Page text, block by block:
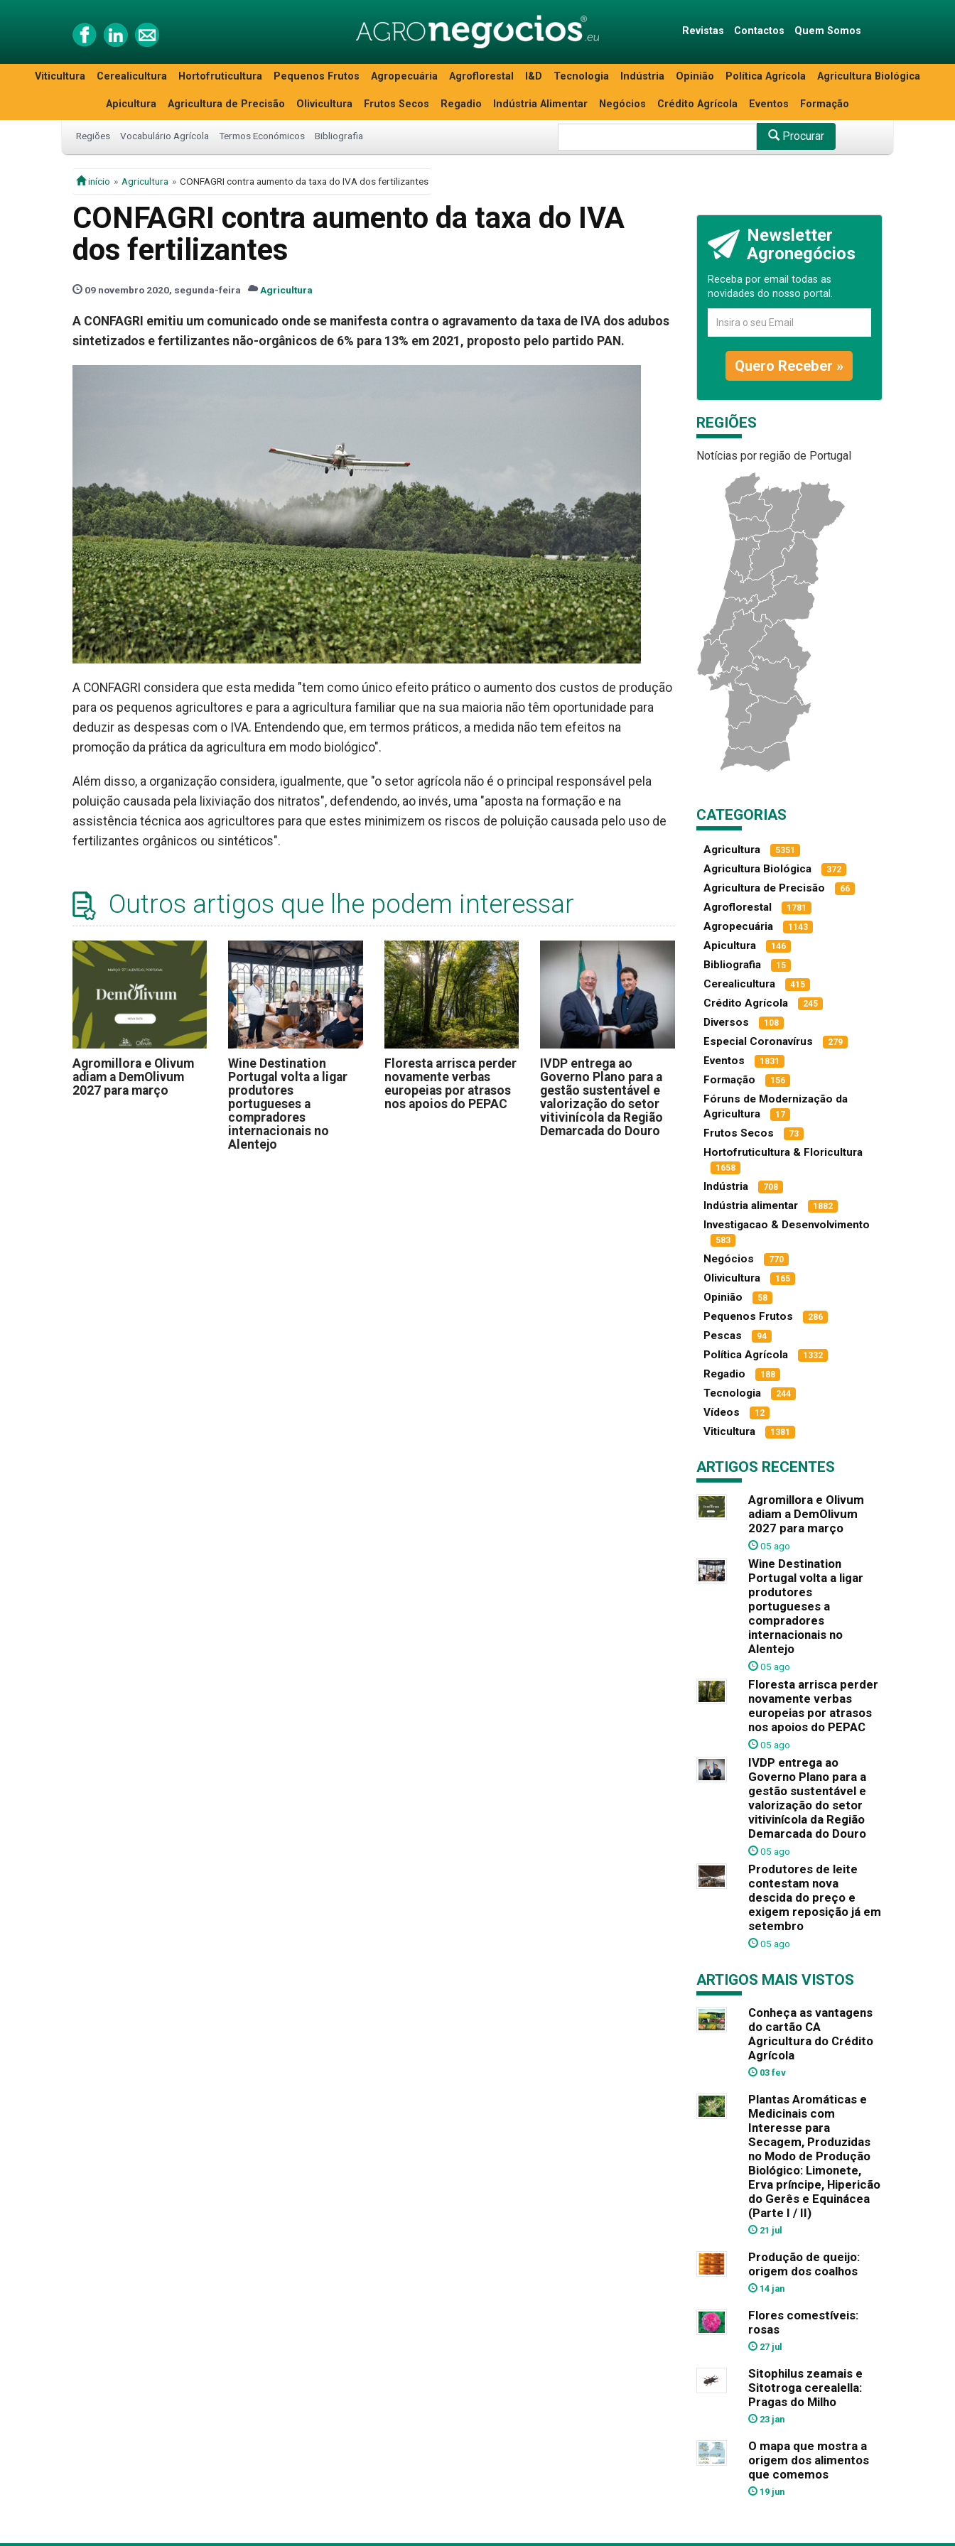
Revistas Contactos Quem Somos
Viticultura Cerealicultura Hortofruticultura Pequenos Frutos Agropecuária Agroflorestal I&D Tecnologia Indústria Opinião Política Agrícola Agricultura Biológica
Apicultura Agricultura de Precisão Olivicultura Frutos Secos Regadio Indústria Alimentar Negócios Crédito Agrícola Eventos Formação
Regiões Vocabulário Agrícola Termos Económicos Bibliografia Procurar
início Agricultura CONFAGRI contra aumento da taxa do IVA dos fertilizantes
CONFAGRI contra aumento da taxa do IVA
dos fertilizantes
09 novembro 2020, segunda-feira Agricultura
A CONFAGRI emitiu um comunicado onde se manifesta contra o agravamento da taxa de IVA dos adubos
sintetizados e fertilizantes não-orgânicos de 6% para 13% em 2021, proposto pelo partido PAN.
A CONFAGRI considera que esta medida "tem como único efeito prático o aumento dos custos de produção
para os pequenos agricultores e para a agricultura familiar que na sua maioria não têm oportunidade para
deduzir as despesas com o IVA. Entendendo que, em termos práticos, a medida não tem efeitos na
promoção da prática da agricultura em modo biológico".
Além disso, a organização considera, igualmente, que "o setor agrícola não é o principal responsável pela
poluição causada pela lixiviação dos nitratos", defendendo, ao invés, uma "aposta na formação e na
assistência técnica aos agricultores para que estes minimizem os riscos de poluição causada pelo uso de
fertilizantes orgânicos ou sintéticos".
Outros artigos que lhe podem interessar
Agromillora e Olivum
adiam a DemOlivum
2027 para março
Wine Destination
Portugal volta a ligar
produtores
portugueses a
compradores
internacionais no
Alentejo
Floresta arrisca perder
novamente verbas
europeias por atrasos
nos apoios do PEPAC
IVDP entrega ao
Governo Plano para a
gestão sustentável e
valorização do setor
vitivinícola da Região
Demarcada do Douro
Newsletter
Agronegócios
Receba por email todas as
novidades do nosso portal.
Quero Receber »
REGIÕES
Notícias por região de Portugal
CATEGORIAS
Agricultura 5351
Agricultura Biológica 372
Agricultura de Precisão 66
Agroflorestal 1781
Agropecuária 1143
Apicultura 146
Bibliografia 15
Cerealicultura 415
Crédito Agrícola 245
Diversos 108
Especial Coronavírus 279
Eventos 1831
Formação 156
Fóruns de Modernização da
Agricultura
17
Frutos Secos 73
Hortofruticultura & Floricultura
1658
Indústria 708
Indústria alimentar 1882
Investigacao & Desenvolvimento
583
Negócios 770
Olivicultura 165
Opinião 58
Pequenos Frutos 286
Pescas 94
Política Agrícola 1332
Regadio 188
Tecnologia 244
Vídeos 12
Viticultura 1381
ARTIGOS RECENTES
Agromillora e Olivum
adiam a DemOlivum
2027 para março
05 ago
Wine Destination
Portugal volta a ligar
produtores
portugueses a
compradores
internacionais no
Alentejo
05 ago
Floresta arrisca perder
novamente verbas
europeias por atrasos
nos apoios do PEPAC
05 ago
IVDP entrega ao
Governo Plano para a
gestão sustentável e
valorização do setor
vitivinícola da Região
Demarcada do Douro
05 ago
Produtores de leite
contestam nova
descida do preço e
exigem reposição já em
setembro
05 ago
ARTIGOS MAIS VISTOS
Conheça as vantagens
do cartão CA
Agricultura do Crédito
Agrícola
03 fev
Plantas Aromáticas e
Medicinais com
Interesse para
Secagem, Produzidas
no Modo de Produção
Biológico: Limonete,
Erva príncipe, Hipericão
do Gerês e Equinácea
(Parte I / II)
21 jul
Produção de queijo:
origem dos coalhos
14 jan
Flores comestíveis:
rosas
27 jul
Sitophilus zeamais e
Sitotroga cerealella:
Pragas do Milho
23 jan
O mapa que mostra a
origem dos alimentos
que comemos
19 jun